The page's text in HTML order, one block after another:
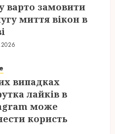
варто замовити
миття вікон в
випадках
лайків в
може
користь